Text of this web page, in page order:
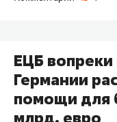
ЕЦБ
Германии
помощи для